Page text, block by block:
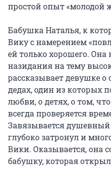
простой опыт «молодой
Бабушка Наталья, к
Вику с намерением
ей только хорошего. Она
назидания на тему
рассказывает девушке о
дедах, один из которых
любви, о детях, о том,
всегда проверяется
Завязывается душевный
глубоко затронул и
Вики. Оказывается, она
бабушку, которая